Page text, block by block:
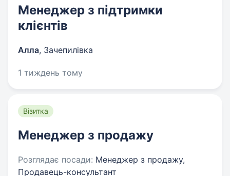
Менеджер з підтримки
клієнтів
Алла, Зачепилівка
1 тиждень тому
Візитка
Менеджер з продажу
Розглядає посади: Менеджер з продажу,
Продавець-консультант